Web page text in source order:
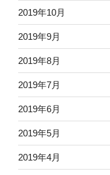
2019年10月
2019年9月
2019年8月
2019年7月
2019年6月
2019年5月
2019年4月